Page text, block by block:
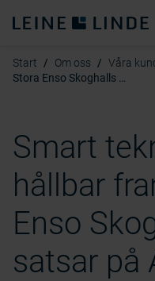
Start Om oss
Våra
Stora Enso Skoghalls Bruk
Smart
hållbar
Enso
satsar på